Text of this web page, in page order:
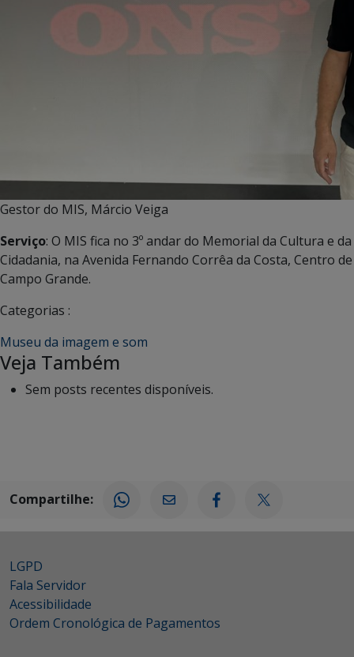
Gestor do MIS, Márcio Veiga
Serviço: O MIS fica no 3º andar do Memorial da Cultura e da
Cidadania, na Avenida Fernando Corrêa da Costa, Centro de
Campo Grande.
Categorias :
Museu da imagem e som
Veja Também
Sem posts recentes disponíveis.
Compartilhe:
LGPD
Fala Servidor
Acessibilidade
Ordem Cronológica de Pagamentos